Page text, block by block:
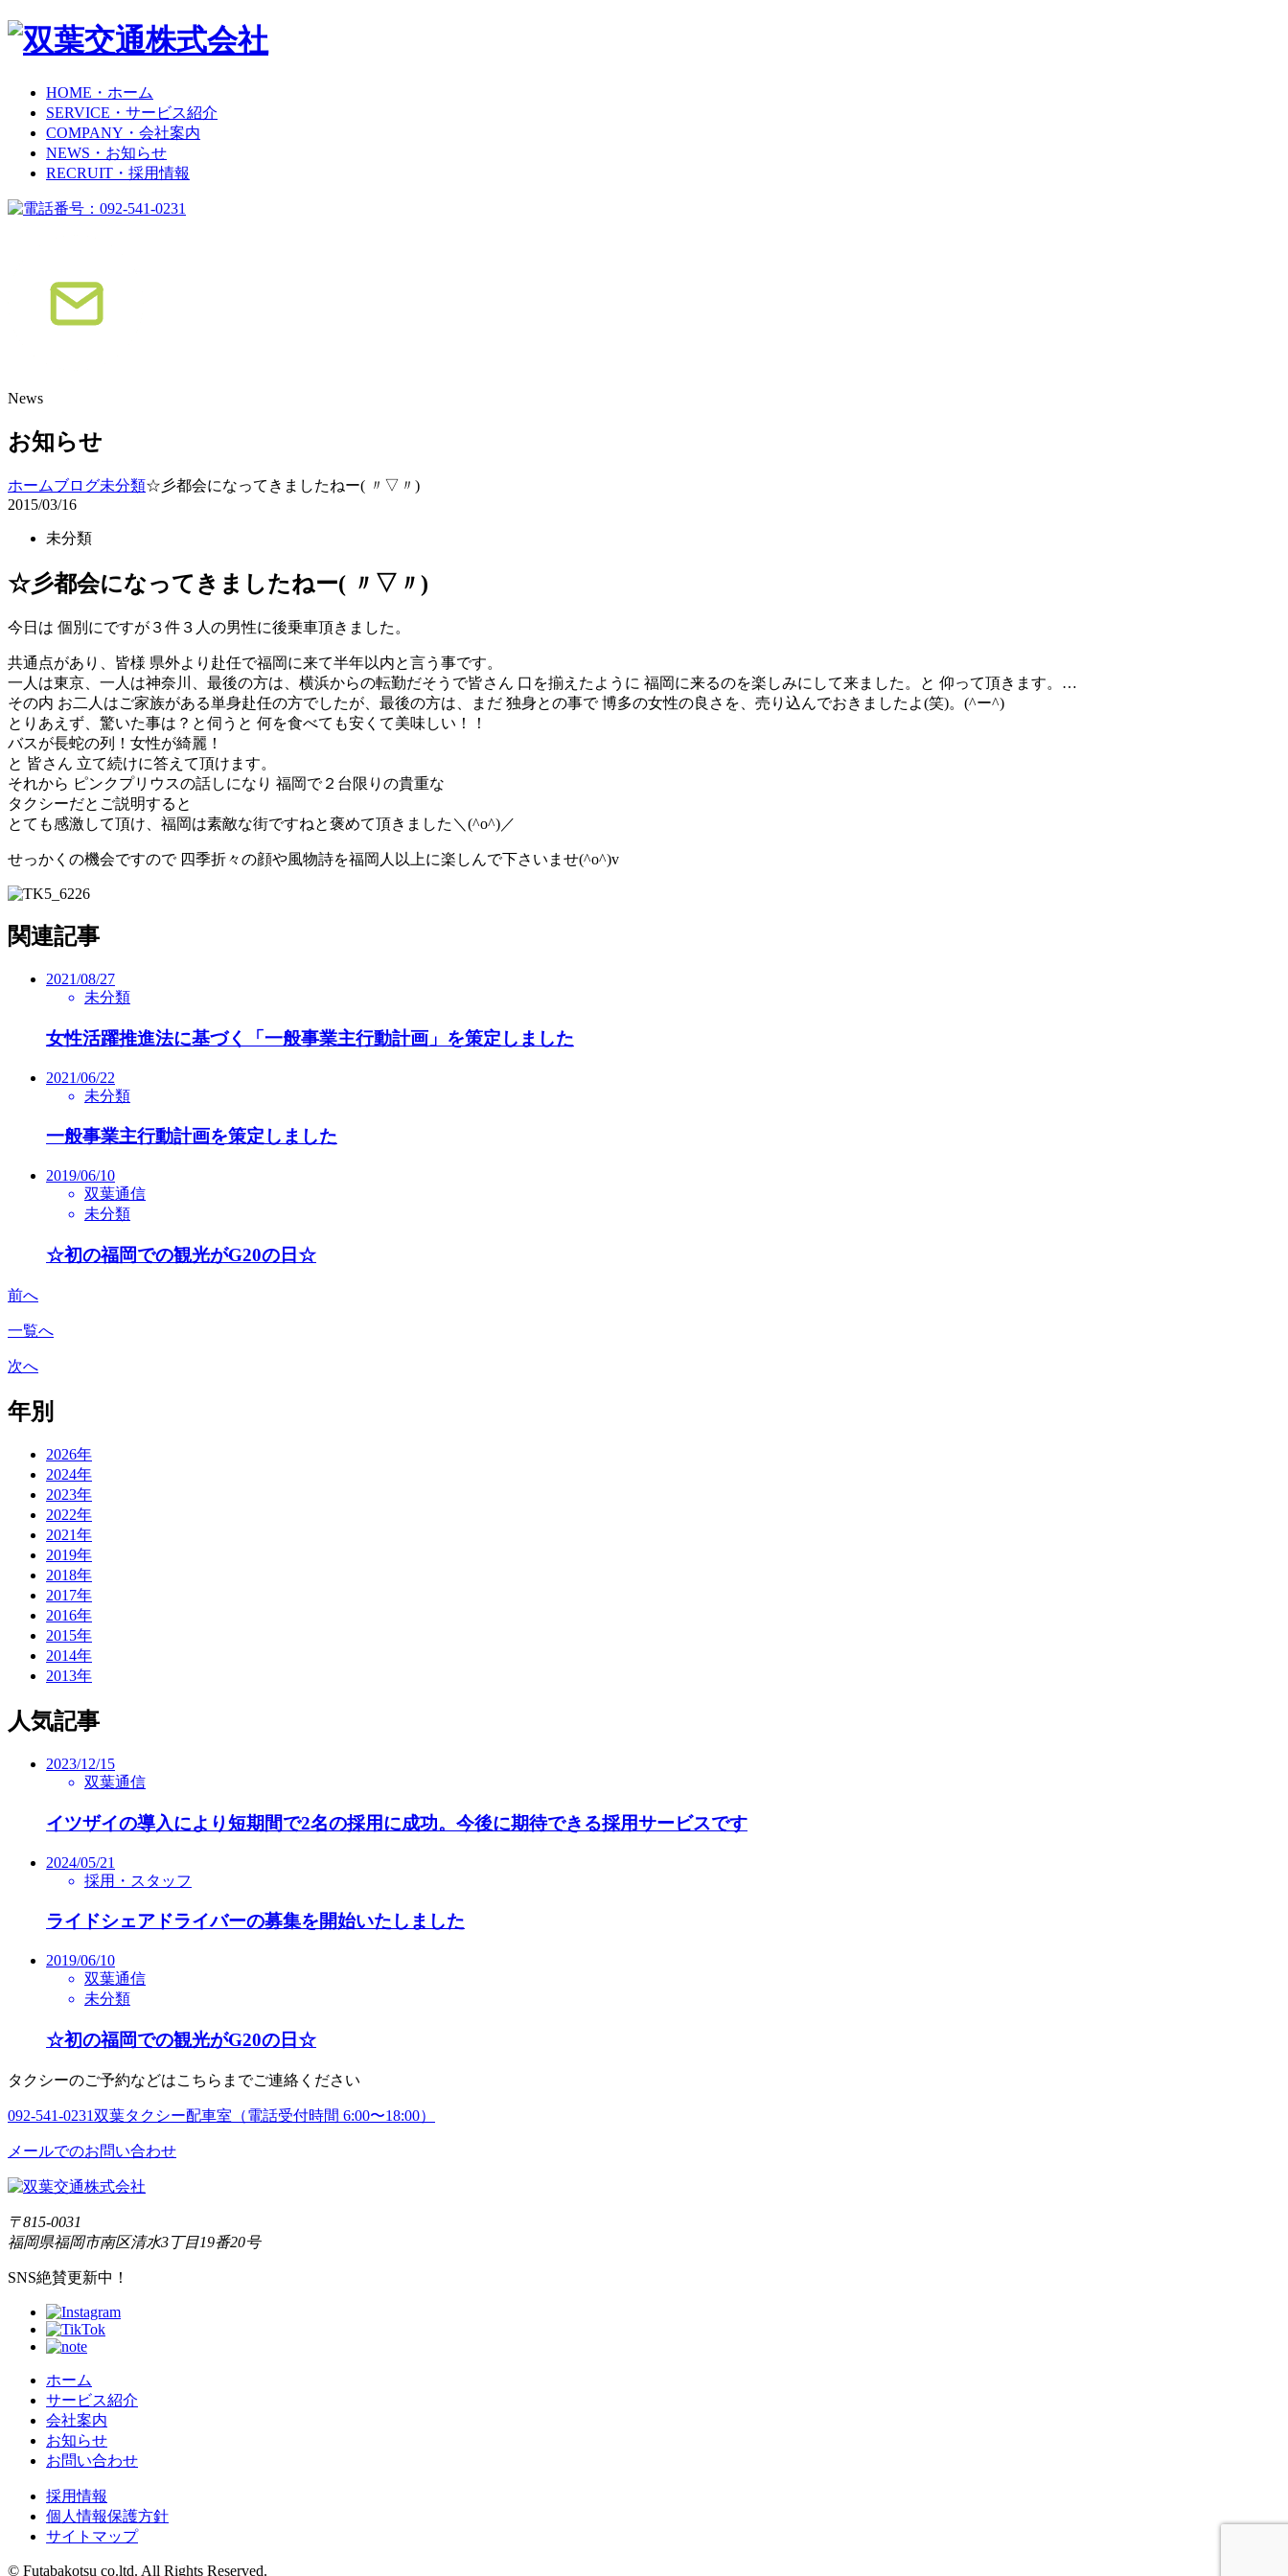
HOME ・ホーム
SERVICE ・サービス紹介
COMPANY ・会社案内
NEWS ・お知らせ
RECRUIT ・採用情報
News
お知らせ
ホームブログ未分類☆彡都会になってきましたねー( 〃▽〃)
2015/03/16
未分類
☆彡都会になってきましたねー( 〃▽〃)
今日は 個別にですが３件３人の男性に後乗車頂きました。
共通点があり、皆様 県外より赴任で福岡に来て半年以内と言う事です。
一人は東京、一人は神奈川、最後の方は、横浜からの転勤だそうで皆さん 口を揃えたように 福岡に来るのを楽しみにして来ました。と 仰って頂きます。…
その内 お二人はご家族がある単身赴任の方でしたが、最後の方は、まだ 独身との事で 博多の女性の良さを、売り込んでおきましたよ(笑)。(^ー^)
とりあえず、驚いた事は？と伺うと 何を食べても安くて美味しい！！
バスが長蛇の列！女性が綺麗！
と 皆さん 立て続けに答えて頂けます。
それから ピンクプリウスの話しになり 福岡で２台限りの貴重な
タクシーだとご説明すると
とても感激して頂け、福岡は素敵な街ですねと褒めて頂きました＼(^o^)／
せっかくの機会ですので 四季折々の顔や風物詩を福岡人以上に楽しんで下さいませ(^o^)v
関連記事
2021/08/27
未分類
女性活躍推進法に基づく「一般事業主行動計画」を策定しました
2021/06/22
未分類
一般事業主行動計画を策定しました
2019/06/10
双葉通信
未分類
☆初の福岡での観光がG20の日☆
前へ
一覧へ
次へ
年別
2026年
2024年
2023年
2022年
2021年
2019年
2018年
2017年
2016年
2015年
2014年
2013年
人気記事
2023/12/15
双葉通信
イツザイの導入により短期間で2名の採用に成功。今後に期待できる採用サービスです
2024/05/21
採用・スタッフ
ライドシェアドライバーの募集を開始いたしました
2019/06/10
双葉通信
未分類
☆初の福岡での観光がG20の日☆
タクシーのご予約などはこちらまでご連絡ください
092-541-0231双葉タクシー配車室（電話受付時間 6:00〜18:00）
メールでのお問い合わせ
〒815-0031
福岡県福岡市南区清水3丁目19番20号
SNS絶賛更新中！
ホーム
サービス紹介
会社案内
お知らせ
お問い合わせ
採用情報
個人情報保護方針
サイトマップ
© Futabakotsu co.ltd. All Rights Reserved.